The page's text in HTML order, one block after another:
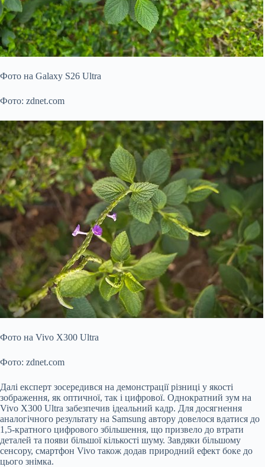
Фото на Galaxy S26 Ultra
Фото: zdnet.com
Фото на Vivo X300 Ultra
Фото: zdnet.com
Далі експерт зосередився на демонстрації різниці у якості
зображення, як оптичної, так і цифрової. Однократний зум на
Vivo X300 Ultra забезпечив ідеальний кадр. Для досягнення
аналогічного результату на Samsung автору довелося вдатися до
1,5-кратного цифрового збільшення, що призвело до втрати
деталей та появи більшої кількості шуму. Завдяки більшому
сенсору, смартфон Vivo також додав природний ефект боке до
цього знімка.